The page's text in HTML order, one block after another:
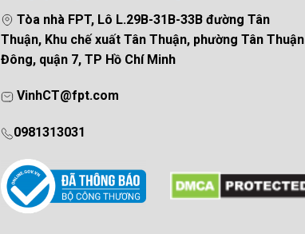
Tòa nhà FPT, Lô L.29B-31B-33B đường Tân
Thuận, Khu chế xuất Tân Thuận, phường Tân Thuận
Đông, quận 7, TP Hồ Chí Minh
VinhCT@fpt.com
0981313031